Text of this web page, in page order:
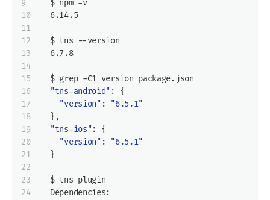
9
10
11
12
13
14
15
16
17
18
19
20
21
22
23
24
$ npm -v
6.14.5
$ tns --version
6.7.8
$ grep -C1 version package.json
"tns-android" : {
"version" : "6.5.1"
},
"tns-ios" : {
"version" : "6.5.1"
}
$ tns plugin
Dependencies: